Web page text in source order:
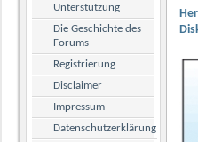
Unterstützung
Die Geschichte des
Forums
Registrierung
Disclaimer
Impressum
Datenschutzerklärung